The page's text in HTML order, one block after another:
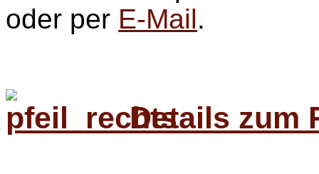
oder per E-Mail.
Details zum